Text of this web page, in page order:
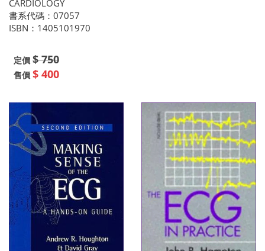
CARDIOLOGY
書系代碼：07057
ISBN：1405101970
定價 $ 750
售價 $ 400